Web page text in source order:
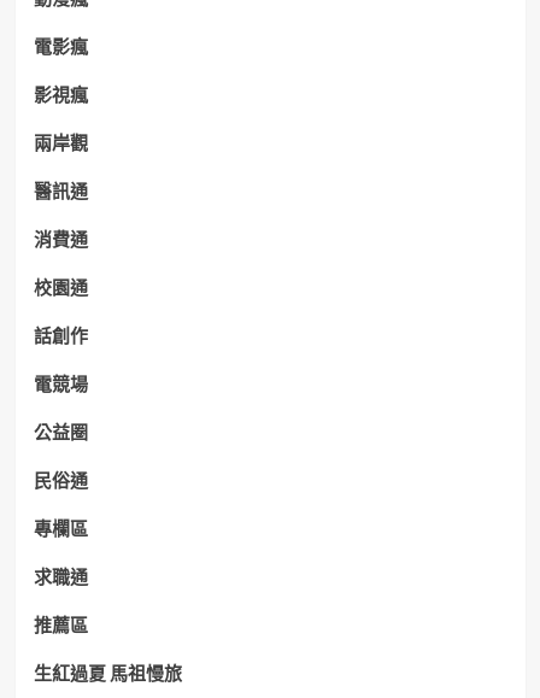
電影瘋
影視瘋
兩岸觀
醫訊通
消費通
校園通
話創作
電競場
公益圈
民俗通
專欄區
求職通
推薦區
生紅過夏 馬祖慢旅